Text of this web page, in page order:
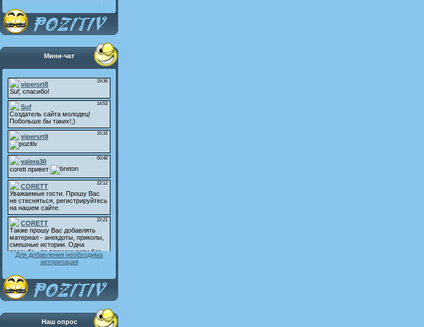
Мини-чат
Для добавления необходима
авторизация
Наш опрос